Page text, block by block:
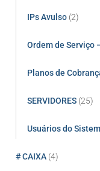
IPs Avulso (2)
Ordem de Serviço
Planos de
SERVIDORES (25)
Usuários do
# CAIXA (4)